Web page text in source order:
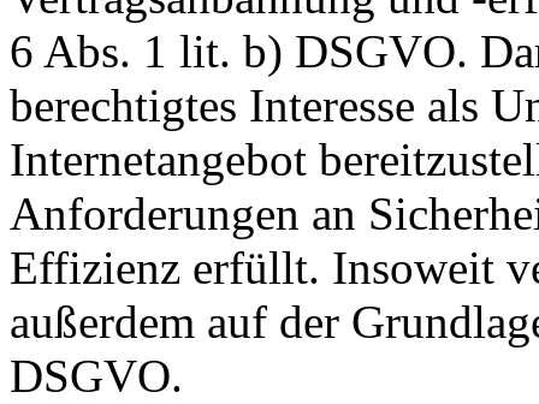
6 Abs. 1 lit. b) DSGVO.
berechtigtes Interesse als
Internetangebot
Anforderungen an
Effizienz erfüllt. Insoweit
außerdem auf der
DSGVO.